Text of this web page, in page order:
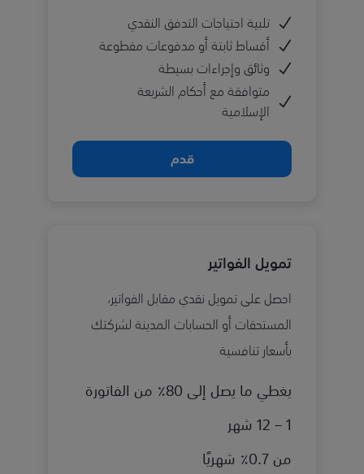
تلبية احتياجات التدفق النقدي
أقساط ثابتة أو مدفوعات مقطوعة
وثائق وإجراءات بسيطة
متوافقة مع أحكام الشريعة
الإسلامية
قدم
تمويل الفواتير
احصل على تمويل نقدي مقابل الفواتير،
المستحقات أو الحسابات المدينة لشركتك
بأسعار تنافسية
يغطي ما يصل إلى 80٪ من الفاتورة
1 – 12 شهر
من 0.7٪ شهريًا